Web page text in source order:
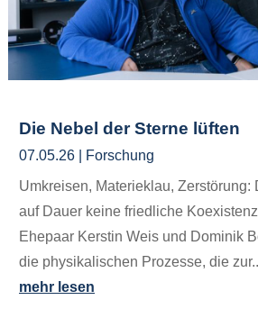
Die Nebel der Sterne lüften
07.05.26
Forschung
Umkreisen, Materieklau, Zerstörung:
auf Dauer keine friedliche
Ehepaar Kerstin Weis und Dominik
die physikalischen Prozesse, die
mehr lesen